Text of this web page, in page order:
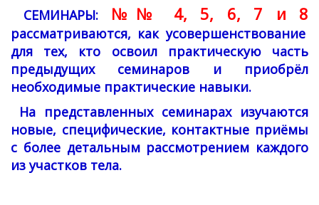
СЕМИНАРЫ:№№ 4, 5, 6, 7 и 8
рассматриваются, как усовершенствование
для тех, кто освоил практическую часть
предыдущих семинаров и приобрёл
необходимые практические навыки.
На представленных семинарах изучаются
новые, специфические, контактные приёмы
с более детальным рассмотрением каждого
из участков тела.